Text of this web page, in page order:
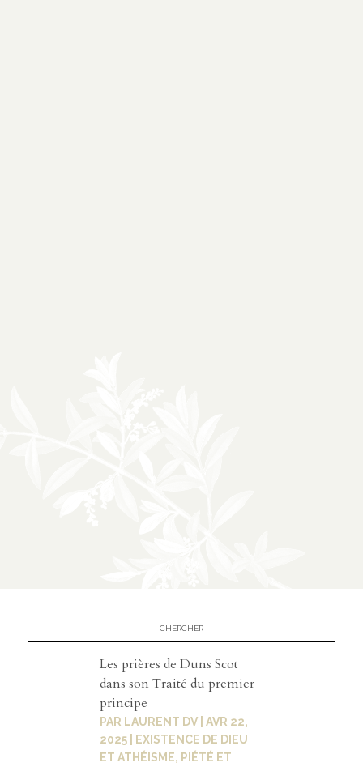
Les prières de Duns Scot
dans son Traité du premier
principe
PAR LAURENT DV |AVR 22,
2025
EXISTENCE DE DIEU
ET ATHÉISME, PIÉTÉ ET